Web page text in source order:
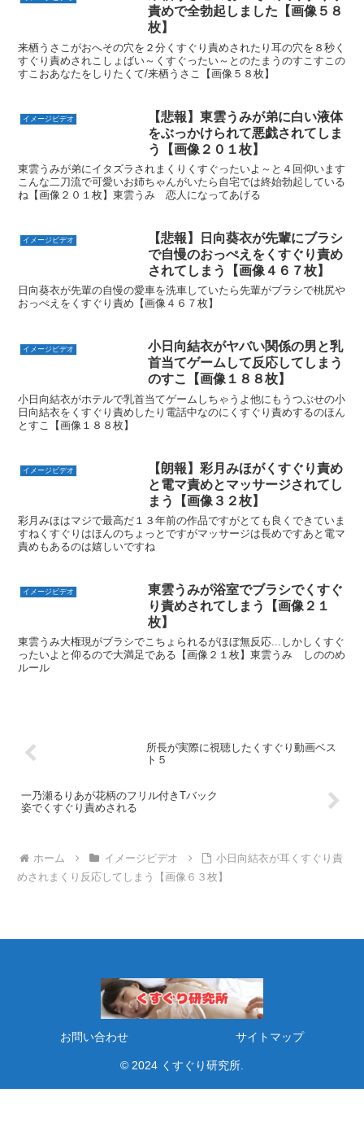
責めで全勃起しました【画像５８
枚】
来栖うさこがおへその穴を２分くすぐり責めされたり耳の穴を８秒く
すぐり責めされこしょばい～くすぐったい～とのたまうのすこすこの
すこおあなたをしりたくて/来栖うさこ【画像５８枚】
イメージビデオ
【悲報】東雲うみが弟に白い液体
をぶっかけられて悪戯されてしま
う【画像２０１枚】
東雲うみが弟にイタズラされまくりくすぐったいよ～と４回仰います
こんな二刀流で可愛いお姉ちゃんがいたら自宅では終始勃起している
ね【画像２０１枚】東雲うみ 恋人になってあげる
イメージビデオ
【悲報】日向葵衣が先輩にブラシ
で自慢のおっぺえをくすぐり責め
されてしまう【画像４６７枚】
日向葵衣が先輩の自慢の愛車を洗車していたら先輩がブラシで桃尻や
おっぺえをくすぐり責め【画像４６７枚】
イメージビデオ
小日向結衣がヤバい関係の男と乳
首当てゲームして反応してしまう
のすこ【画像１８８枚】
小日向結衣がホテルで乳首当てゲームしちゃうよ他にもうつぶせの小
日向結衣をくすぐり責めしたり電話中なのにくすぐり責めするのほん
とすこ【画像１８８枚】
イメージビデオ
【朗報】彩月みほがくすぐり責め
と電マ責めとマッサージされてし
まう【画像３２枚】
彩月みほはマジで最高だ１３年前の作品ですがとても良くできていま
すねくすぐりはほんのちょっとですがマッサージは長めですあと電マ
責めもあるのは嬉しいですね
イメージビデオ
東雲うみが浴室でブラシでくすぐ
り責めされてしまう【画像２１
枚】
東雲うみ大権現がブラシでこちょられるがほぼ無反応...しかしくすぐ
ったいよと仰るので大満足である【画像２１枚】東雲うみ しののめ
ルール
所長が実際に視聴したくすぐり動画ベス
ト５
一乃瀬るりあが花柄のフリル付きTバック
姿でくすぐり責めされる
ホーム イメージビデオ
小日向結衣が耳くすぐり責
めされまくり反応してしまう【画像６３枚】
お問い合わせ サイトマップ
© 2024 くすぐり研究所.